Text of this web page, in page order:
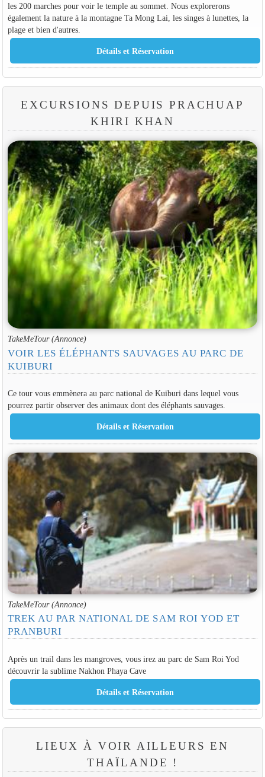
les 200 marches pour voir le temple au sommet. Nous explorerons
également la nature à la montagne Ta Mong Lai, les singes à lunettes, la
plage et bien d'autres.
EXCURSIONS DEPUIS PRACHUAP
KHIRI KHAN
TakeMeTour (Annonce)
VOIR LES ÉLÉPHANTS SAUVAGES AU PARC DE
KUIBURI
Ce tour vous emmènera au parc national de Kuiburi dans lequel vous
pourrez partir observer des animaux dont des éléphants sauvages.
TakeMeTour (Annonce)
TREK AU PAR NATIONAL DE SAM ROI YOD ET
PRANBURI
Après un trail dans les mangroves, vous irez au parc de Sam Roi Yod
découvrir la sublime Nakhon Phaya Cave
LIEUX À VOIR AILLEURS EN
THAÏLANDE !